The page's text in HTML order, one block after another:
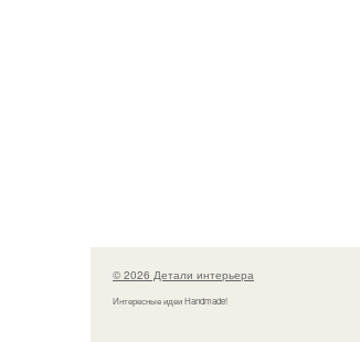
© 2026 Детали интерьера
Интересные идеи Handmade!